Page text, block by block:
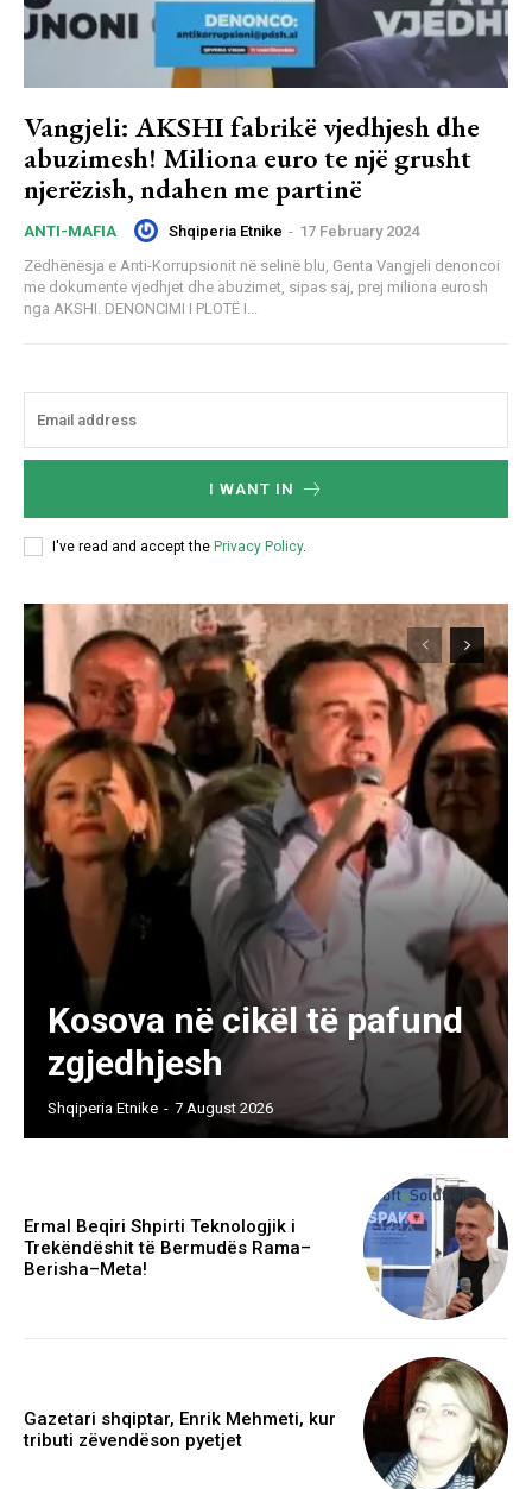
Vangjeli: AKSHI fabrikë vjedhjesh dhe
abuzimesh! Miliona euro te një grusht
njerëzish, ndahen me partinë
ANTI-MAFIA Shqiperia Etnike - 17 February 2024
Zëdhënësja e Anti-Korrupsionit në selinë blu, Genta Vangjeli denoncoi
me dokumente vjedhjet dhe abuzimet, sipas saj, prej miliona eurosh
nga AKSHI. DENONCIMI I PLOTË I...
I WANT IN
I've read and accept the Privacy Policy.
Kosova në cikël të pafund
zgjedhjesh
Shqiperia Etnike - 7 August 2026
Ermal Beqiri Shpirti Teknologjik i
Trekëndëshit të Bermudës Rama–
Berisha–Meta!
Gazetari shqiptar, Enrik Mehmeti, kur
tributi zëvendëson pyetjet